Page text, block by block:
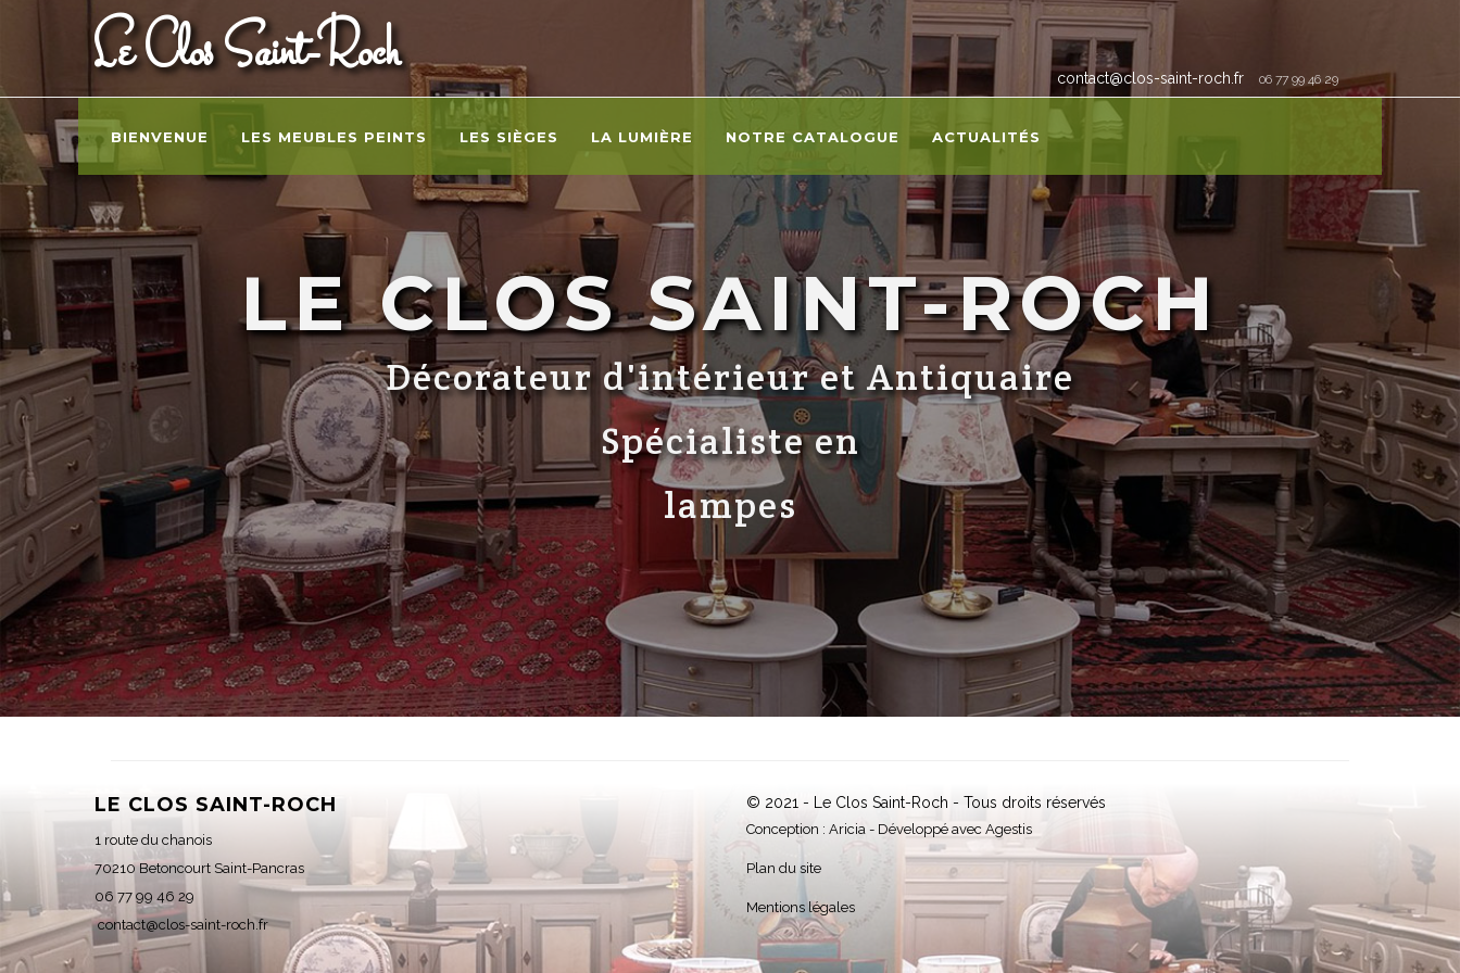
Le Clos Saint-Roch contact@clos-saint-roch.fr 06 77 99 46 29
BIENVENUE LES MEUBLES PEINTS LES SIÈGES LA LUMIÈRE NOTRE CATALOGUE ACTUALITÉS
LE CLOS SAINT-ROCH
Décorateur d'intérieur et Antiquaire
Spécialiste en
abat-jour
LE CLOS SAINT-ROCH
1 route du chanois
70210 Betoncourt Saint-Pancras
06 77 99 46 29
contact@clos-saint-roch.fr
© 2021 - Le Clos Saint-Roch - Tous droits réservés
Conception : Aricia - Développé avec Agestis
Plan du site
Mentions légales